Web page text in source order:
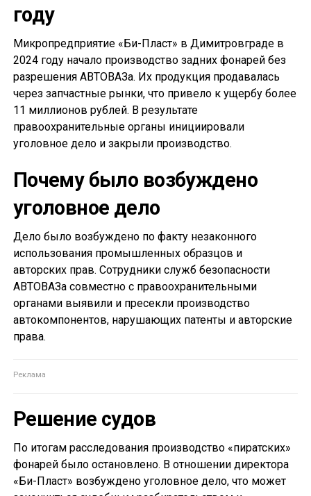
году
Микропредприятие «Би-Пласт» в Димитровграде в
2024 году начало производство задних фонарей без
разрешения АВТОВАЗа. Их продукция продавалась
через запчастные рынки, что привело к ущербу более
11 миллионов рублей. В результате
правоохранительные органы инициировали
уголовное дело и закрыли производство.
Почему было возбуждено
уголовное дело
Дело было возбуждено по факту незаконного
использования промышленных образцов и
авторских прав. Сотрудники служб безопасности
АВТОВАЗа совместно с правоохранительными
органами выявили и пресекли производство
автокомпонентов, нарушающих патенты и авторские
права.
Решение судов
По итогам расследования производство «пиратских»
фонарей было остановлено. В отношении директора
«Би-Пласт» возбуждено уголовное дело, что может